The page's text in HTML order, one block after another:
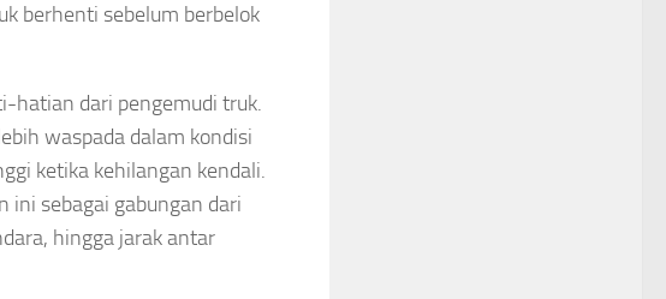
berhenti sebelum berbelok
hatian dari pengemudi truk.
waspada dalam kondisi
ketika kehilangan kendali.
ini sebagai gabungan dari
hingga jarak antar